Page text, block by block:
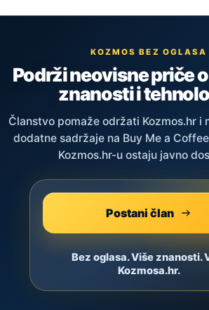
KOZMOS BEZ OGLASA
Podrži neovisne priče
znanosti i
Članstvo pomaže održati Kozmos.hr i
dodatne sadržaje na Buy Me a
Kozmos.hr-u ostaju javno
Postani član
Bez oglasa. Više znanosti.
Kozmosa.hr.